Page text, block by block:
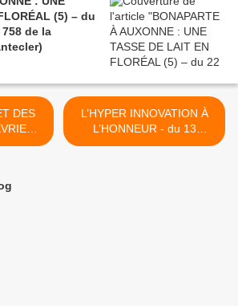
(5) – du
de la
le vote
L’HYPER INNOVATION À
L’HONNEUR - du 13
FÉVRIER 2016 (J+2614